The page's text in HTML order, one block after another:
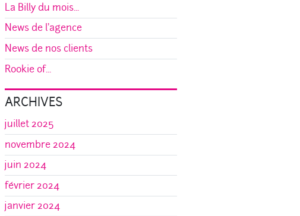
La Billy du mois...
News de l'agence
News de nos clients
Rookie of...
ARCHIVES
juillet 2025
novembre 2024
juin 2024
février 2024
janvier 2024